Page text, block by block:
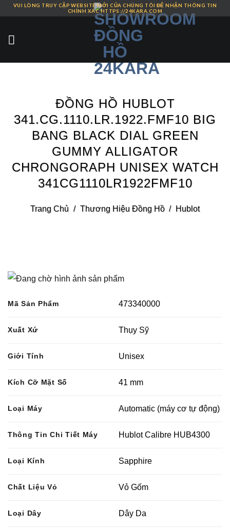
Skip
content
VUI LÒNG TRUY CẬP WEBSITE MỚI CỦA CHÚNG TÔI ĐỂ NHẬN THÔNG TIN
CHÍNH XÁC HTTPS://24KARA.COM
ĐỒNG HỒ HUBLOT
341.CG.1110.LR.1922.FMF10 BIG
BANG BLACK DIAL GREEN
GUMMY ALLIGATOR
CHRONGORAPH UNISEX WATCH
341CG1110LR1922FMF10
Trang Chủ / Thương Hiệu Đồng Hồ / Hublot
Mã Sản Phẩm 473340000
Xuất Xứ Thụy Sỹ
Giới Tính Unisex
Kích Cỡ Mặt Số 41 mm
Loại Máy Automatic (máy cơ tự động)
Thông Tin Chi Tiết Máy Hublot Calibre HUB4300
Loại Kính Sapphire
Chất Liệu Vỏ Vỏ Gốm
Loại Dây Dây Da